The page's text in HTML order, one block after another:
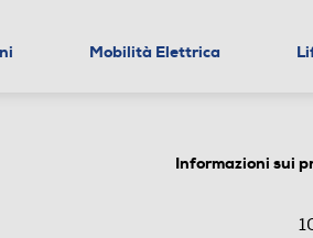
Mobilità Elettrica
Informazioni sui